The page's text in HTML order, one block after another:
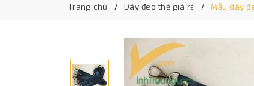
Trang chủ Dây đeo thẻ giá rẻ Mẫu dây